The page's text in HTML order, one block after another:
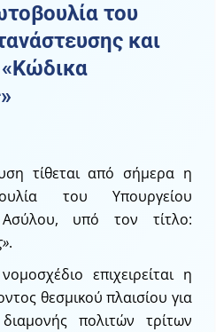
του
και
«Κώδικα
τίθεται από σήμερα η
του Υπουργείου
υπό τον τίτλο:
.
επιχειρείται η
θεσμικού πλαισίου για
πολιτών τρίτων